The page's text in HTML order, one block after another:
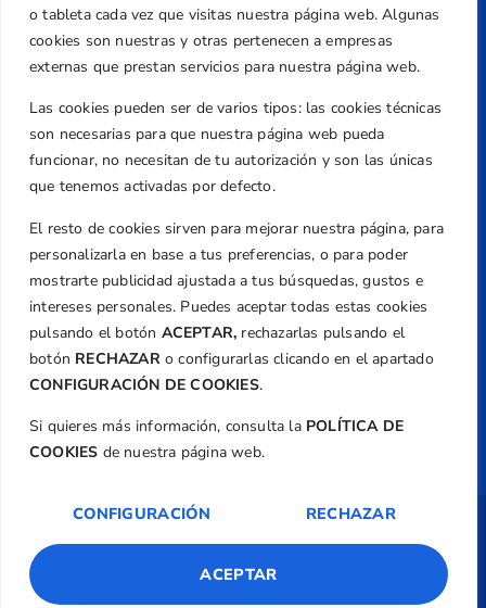
o tableta cada vez que visitas nuestra página web. Algunas
cookies son nuestras y otras pertenecen a empresas
externas que prestan servicios para nuestra página web.
Las cookies pueden ser de varios tipos: las cookies técnicas
son necesarias para que nuestra página web pueda
funcionar, no necesitan de tu autorización y son las únicas
que tenemos activadas por defecto.
El resto de cookies sirven para mejorar nuestra página, para
personalizarla en base a tus preferencias, o para poder
mostrarte publicidad ajustada a tus búsquedas, gustos e
intereses personales. Puedes aceptar todas estas cookies
pulsando el botón ACEPTAR, rechazarlas pulsando el
botón RECHAZARo configurarlas clicando en el apartado
CONFIGURACIÓN DE COOKIES.
Si quieres más información, consulta la POLÍTICA DE
COOKIES de nuestra página web.
CONFIGURACIÓN RECHAZAR
ACEPTAR
Centre de L´Esport, Carrer d'Isaac Peral i
Caballero, Nº 5, Despachos 2 y 3, 46980,
Valencia
+34 961 367 799
Email
federacion@golfcv.com
Aviso Legal
Política de Privacidad
Transparencia
Normativa
Federación
TecnoQuatre